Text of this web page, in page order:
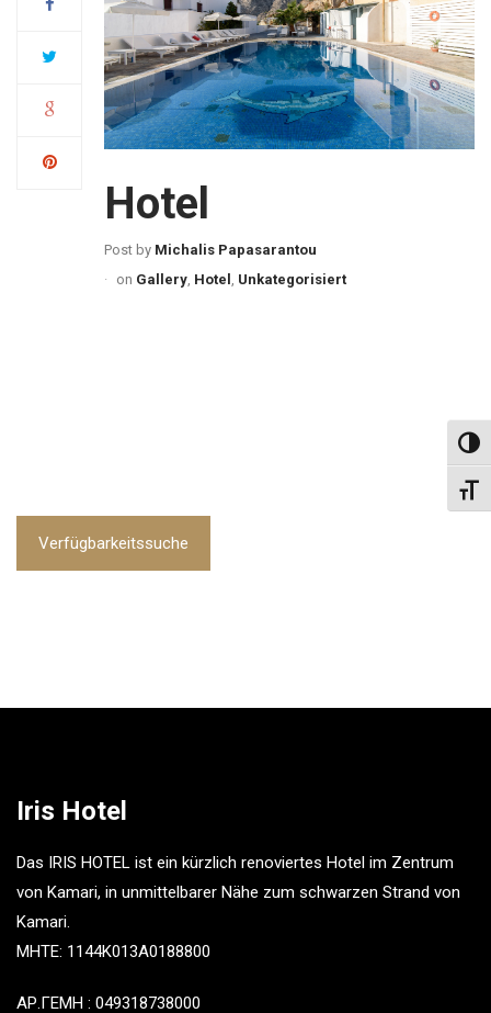
Hotel
Post by Michalis Papasarantou
on Gallery Hotel Unkategorisiert
Verfügbarkeitssuche
Iris Hotel
Das IRIS HOTEL ist ein kürzlich renoviertes Hotel im Zentrum
von Kamari, in unmittelbarer Nähe zum schwarzen Strand von
Kamari.
MHTE: 1144K013A0188800
ΑΡ.ΓΕΜΗ : 049318738000